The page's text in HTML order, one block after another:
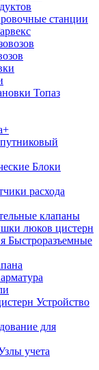
станции
Топаз
Блоки
расхода
клапаны
люков цистерн
Быстроразъемные
Устройство
для
учета